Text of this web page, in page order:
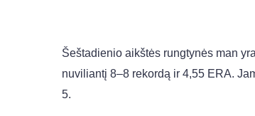
Šeštadienio aikštės rungtynės man
nuviliantį 8–8 rekordą ir 4,55 ERA.
5.